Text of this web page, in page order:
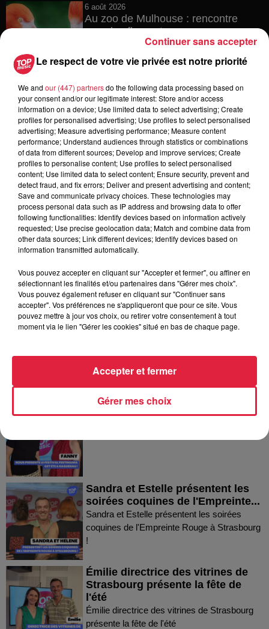
6 août 2026
Au zoo de Mulhouse : rencontre
avec les flamants rouges
6 août 2026
Les dernières infos sur la venue du
pape à Metz en septembre
5 août 2026
Europa-Park : des précisons sur
l’après Euro-Mir
Dans la même série
Thierry du Domaine Wunsch et
Fanny nous présente le festival
Festimania !
Sandra et Estelle présentent les
soirées coquines de l'Empreinte...
Sandra et Estelle présentent les soirées
coquines de l'Empreinte Rouge à Strasbourg
!
Émilie directrice des vitrines de
Strasbourg présente la fête de
l'été
Émilie directrice des vitrines de Strasbourg
présente la fête de l'été
Le respect de votre vie privée est notre priorité
We and our (447) partnersdo the following data processing based on
your consent and/or our legitimate interest: Store and/or access
information on a device; Use limited data to select advertising; Create
profiles for personalised advertising; Use profiles to select personalised
advertising; Measure advertising performance; Measure content
performance; Understand audiences through statistics or combinations
of data from different sources; Develop and improve services; Create
profiles to personalise content; Use profiles to select personalised
content; Use limited data to select content; Ensure security, prevent and
detect fraud, and fix errors; Deliver and present advertising and content;
Save and communicate privacy choices. These technologies may
process personal data such as IP address and browsing data to offer
following functionalities: Identify devices based on information actively
requested; Use precise geolocation data; Match and combine data from
other data sources; Link different devices; Identify devices based on
information transmitted automatically.
Vous pouvez accepter en cliquant sur "Accepter et fermer", ou affiner en
sélectionnant les finalités et/ou partenaires dans "Gérer mes choix".
Vous pouvez également refuser en cliquant sur "Continuer sans
accepter". Vos préférences ne s'appliqueront que pour ce site. Vous
pouvez mettre à jour vos choix, ou retirer votre consentement à tout
moment via le lien "Gérer les cookies" situé en bas de chaque page.
Gérer mes choix
Accepter et fermer
Continuer sans accepter